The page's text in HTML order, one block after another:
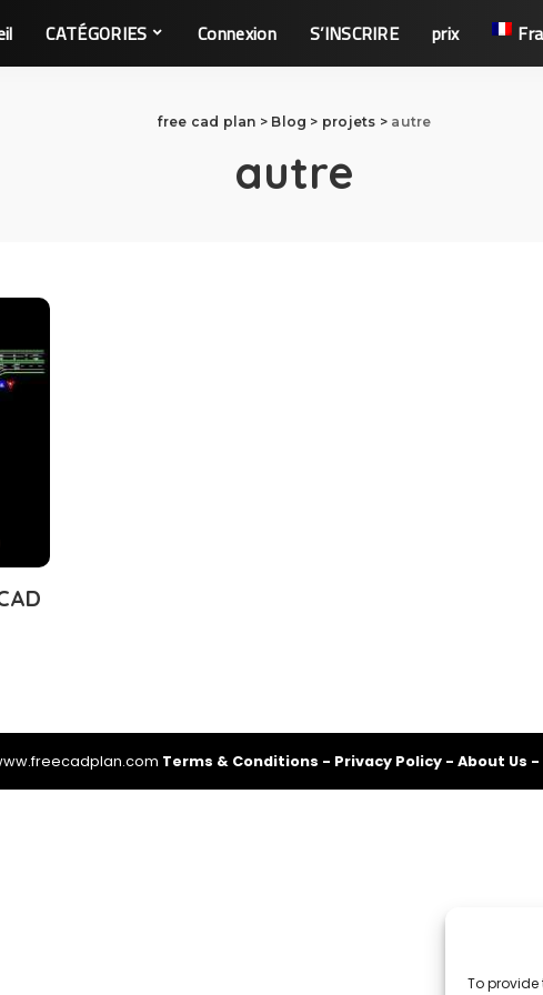
To provide
CATÉGORIES Connexion S’INSCRIRE prix
free cad plan > Blog > projets > autre
autre
Terms & Conditions - Privacy Policy- About Us -